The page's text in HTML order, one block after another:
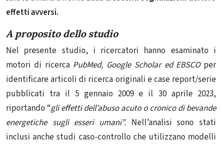
effetti avversi.
A proposito dello studio
Nel presente studio, i ricercatori hanno esaminato i
motori di ricerca PubMed, Google Scholar ed EBSCOper
identificare articoli di ricerca originali e case report/serie
pubblicati tra il 5 gennaio 2009 e il 30 aprile 2023,
riportando “gli effetti dell’abuso acuto o cronico di bevande
energetiche sugli esseri umani”. Nell’analisi sono stati
inclusi anche studi caso-controllo che utilizzano modelli